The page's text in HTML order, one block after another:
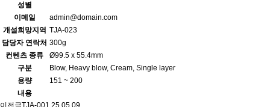
성별
이메일
admin@domain.com
개설희망지역 TJA-023
담당자 연락처 300g
컨텐츠 종류
Ø99.5 x 55.4mm
구분
Blow, Heavy blow, Cream, Single layer
용량
151 ~ 200
내용